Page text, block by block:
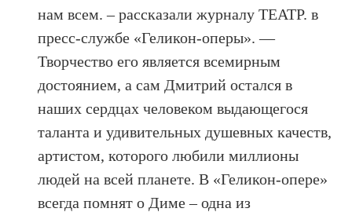
нам всем. – рассказали журналу ТЕАТР. в
пресс-службе «Геликон-оперы». —
Творчество его является всемирным
достоянием, а сам Дмитрий остался в
наших сердцах человеком выдающегося
таланта и удивительных душевных качеств,
артистом, которого любили миллионы
людей на всей планете. В «Геликон-опере»
всегда помнят о Диме – одна из